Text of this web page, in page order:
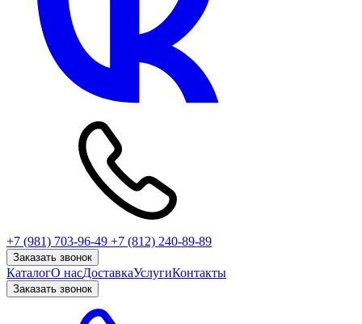
+7 (981) 703-96-49 +7 (812) 240-89-89
Заказать звонок
КаталогО насДоставкаУслугиКонтакты
Заказать звонок